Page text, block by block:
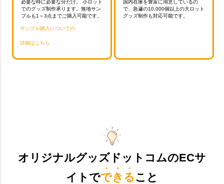
必要な時に必要な分だけ。 小ロット
でのグッズ制作承ります。無地サン
プルも1～3点までご購入可能です。
サンプル購入についての
詳細はこちら
国内在庫を豊富に用意しているの
で、急遽の10,000個以上の大ロット
グッズ制作も対応可能です。
オリジナルグッズドットコムのECサ
イトでできる こと